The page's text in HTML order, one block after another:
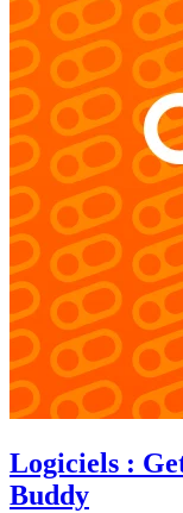
Logiciels :
Buddy